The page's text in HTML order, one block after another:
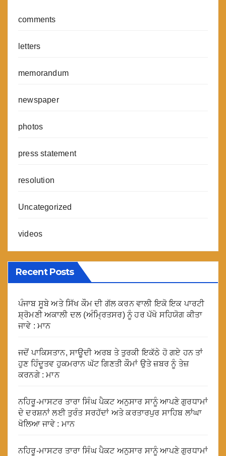
comments
letters
memorandum
newspaper
photos
press statement
resolution
Uncategorized
videos
Recent Posts
ਪੰਜਾਬ ਸੂਬੇ ਅਤੇ ਸਿੱਖ ਕੌਮ ਦੀ ਗੱਲ ਕਰਨ ਵਾਲੀ ਇਕੋ ਇਕ ਪਾਰਟੀ
ਸ਼੍ਰੋਮਣੀ ਅਕਾਲੀ ਦਲ (ਅੰਮ੍ਰਿਤਸਰ) ਨੂੰ ਹਰ ਪੱਖੋ ਸਹਿਯੋਗ ਕੀਤਾ
ਜਾਵੇ : ਮਾਨ
ਜਦੋਂ ਪਾਕਿਸਤਾਨ, ਸਾਊਦੀ ਅਰਬ ਤੇ ਤੁਰਕੀ ਇਕੱਠੇ ਹੋ ਗਏ ਹਨ ਤਾਂ
ਹੁਣ ਹਿੰਦੂਤਵ ਹੁਕਮਰਾਨ ਘੱਟ ਗਿਣਤੀ ਕੌਮਾਂ ਉਤੇ ਜ਼ਬਰ ਨੂੰ ਤੇਜ਼
ਕਰਨਗੇ : ਮਾਨ
ਨਹਿਰੂ-ਮਾਸਟਰ ਤਾਰਾ ਸਿੰਘ ਪੈਕਟ ਅਨੁਸਾਰ ਸਾਨੂੰ ਆਪਣੇ ਗੁਰਧਾਮਾਂ
ਦੇ ਦਰਸ਼ਨਾਂ ਲਈ ਤੁਰੰਤ ਸਰਹੱਦਾਂ ਅਤੇ ਕਰਤਾਰਪੁਰ ਸਾਹਿਬ ਲਾਂਘਾ
ਖੋਲਿਆ ਜਾਵੇ : ਮਾਨ
ਨਹਿਰੂ-ਮਾਸਟਰ ਤਾਰਾ ਸਿੰਘ ਪੈਕਟ ਅਨੁਸਾਰ ਸਾਨੂੰ ਆਪਣੇ ਗੁਰਧਾਮਾਂ